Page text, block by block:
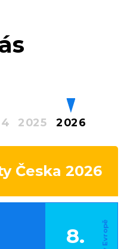
2025 2026
Česka 2026
8.